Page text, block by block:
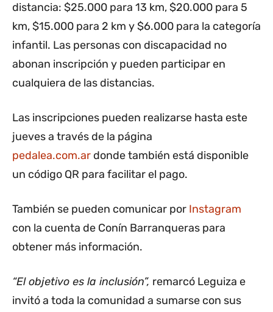
distancia: $25.000 para 13 km, $20.000 para 5
km, $15.000 para 2 km y $6.000 para la categoría
infantil. Las personas con discapacidad no
abonan inscripción y pueden participar en
cualquiera de las distancias.
Las inscripciones pueden realizarse hasta este
jueves a través de la página
pedalea.com.ar donde también está disponible
un código QR para facilitar el pago.
También se pueden comunicar por Instagram
con la cuenta de Conín Barranqueras para
obtener más información.
“El objetivo es la inclusión”, remarcó Leguiza e
invitó a toda la comunidad a sumarse con sus